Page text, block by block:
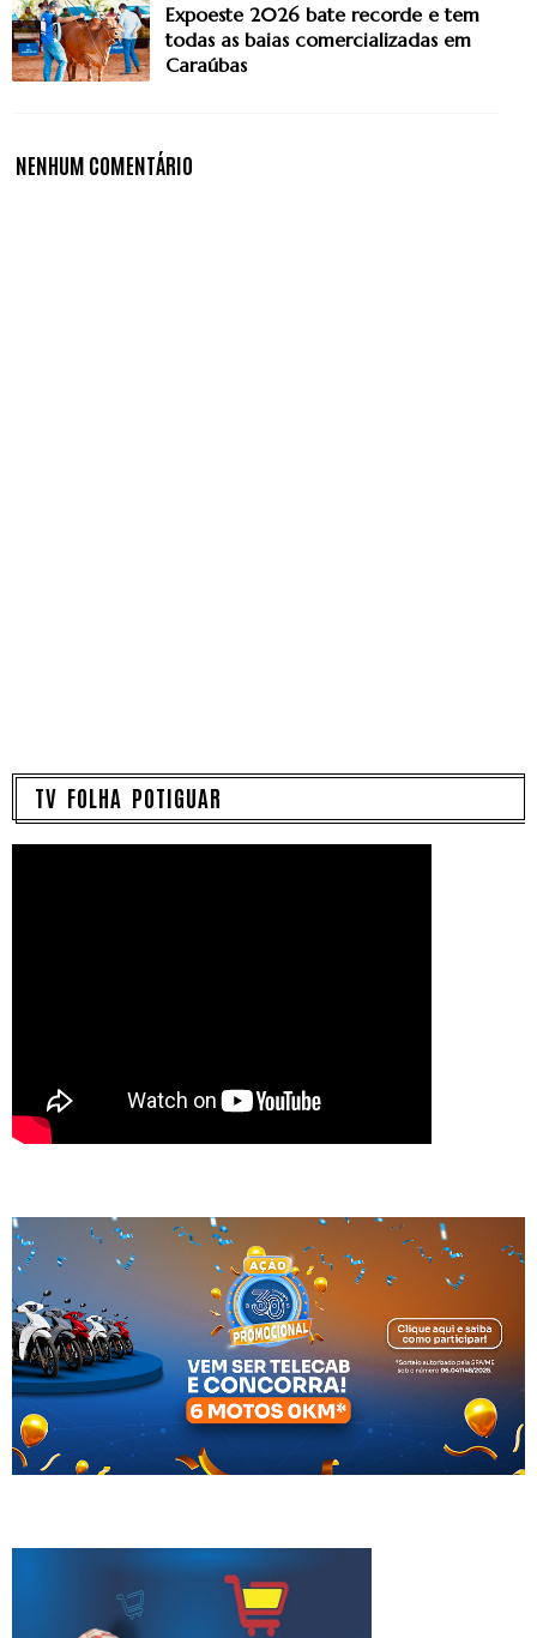
Expoeste 2026 bate recorde e tem
todas as baias comercializadas em
Caraúbas
NENHUM COMENTÁRIO
TV FOLHA POTIGUAR